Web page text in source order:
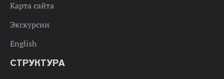
Карта сайта
Экскурсии
English
СТРУКТУРА